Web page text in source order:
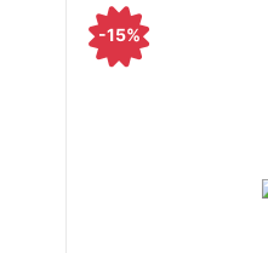
-15%